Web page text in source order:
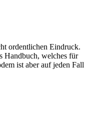
ordentlichen Eindruck.
Handbuch, welches für
ist aber auf jeden Fall